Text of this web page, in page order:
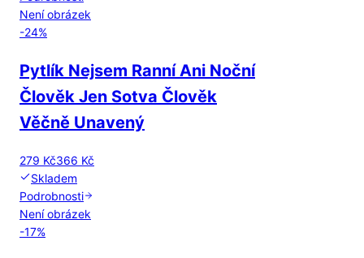
Není obrázek
-24%
Pytlík Nejsem Ranní Ani Noční
Člověk Jen Sotva Člověk
Věčně Unavený
279 Kč366 Kč
Skladem
Podrobnosti
Není obrázek
-17%